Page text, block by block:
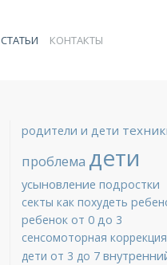
СТАТЬИ КОНТАКТЫ
родители и дети
проблема дети
усыновление подростки
секты как похудеть
ребенок от 0 до 3
сенсомоторная коррекция
дети от 3 до 7